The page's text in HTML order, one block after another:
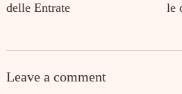
delle Entrate
le
Leave a comment